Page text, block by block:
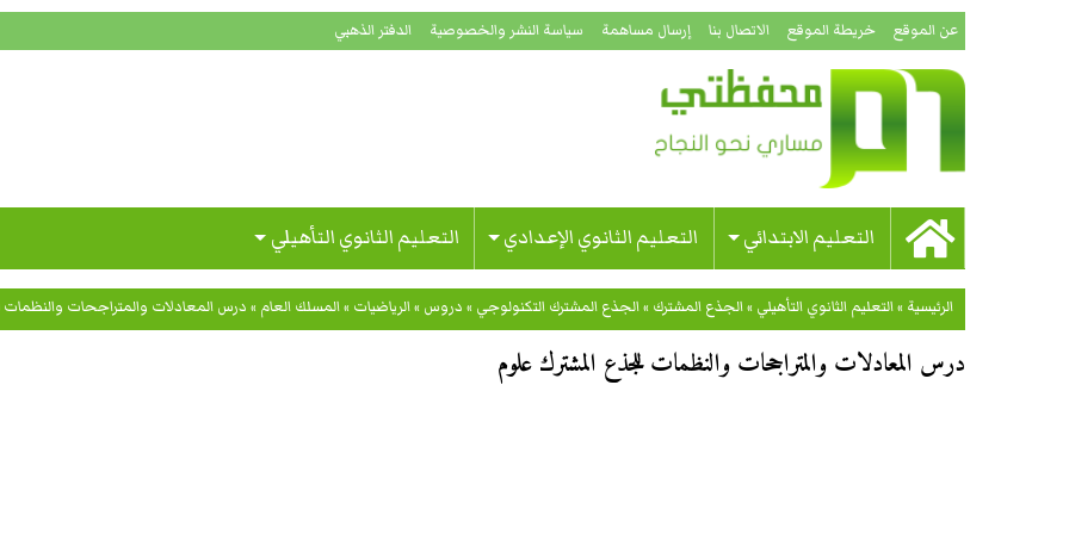
عن الموقع خريطة الموقع الاتصال بنا إرسال مساهمة سياسة النشر والخصوصية الدفتر الذهبي
التعليم الابتدائي التعليم الثانوي الإعدادي التعليم الثانوي التأهيلي
الرئيسية »التعليم الثانوي التأهيلي »الجذع المشترك »الجذع المشترك التكنولوجي » دروس »الرياضيات »المسلك العام » درس المعادلات والمتراجحات
درس المعادلات والمتراجحات والنظمات للجذع المشترك علوم